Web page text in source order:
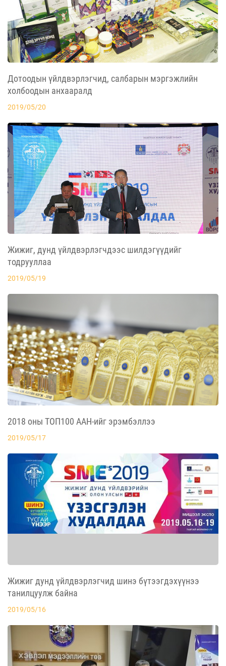
Дотоодын үйлдвэрлэгчид, салбарын мэргэжлийн
холбоодын анхааралд
2019/05/20
Жижиг, дунд үйлдвэрлэгчдээс шилдэгүүдийг
тодрууллаа
2019/05/19
2018 оны ТОП100 ААН-ийг эрэмбэллээ
2019/05/17
Жижиг дунд үйлдвэрлэгчид шинэ бүтээгдэхүүнээ
танилцуулж байна
2019/05/16